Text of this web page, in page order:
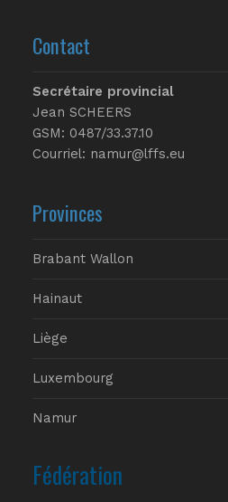
Contact
Secrétaire provincial
Jean SCHEERS
GSM: 0487/33.37.10
Courriel: namur@lffs.eu
Provinces
Brabant Wallon
Hainaut
Liège
Luxembourg
Namur
Fédération